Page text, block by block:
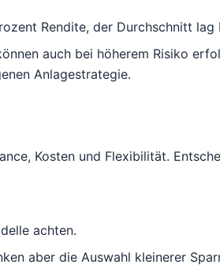
Rendite, der Durchschnitt
auch bei höherem Risiko
Anlagestrategie.
Kosten und Flexibilität.
achten.
aber die Auswahl kleinerer